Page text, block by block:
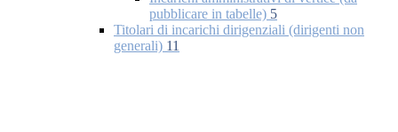
pubblicare in tabelle) 5
Titolari di incarichi dirigenziali (dirigenti non
generali) 11